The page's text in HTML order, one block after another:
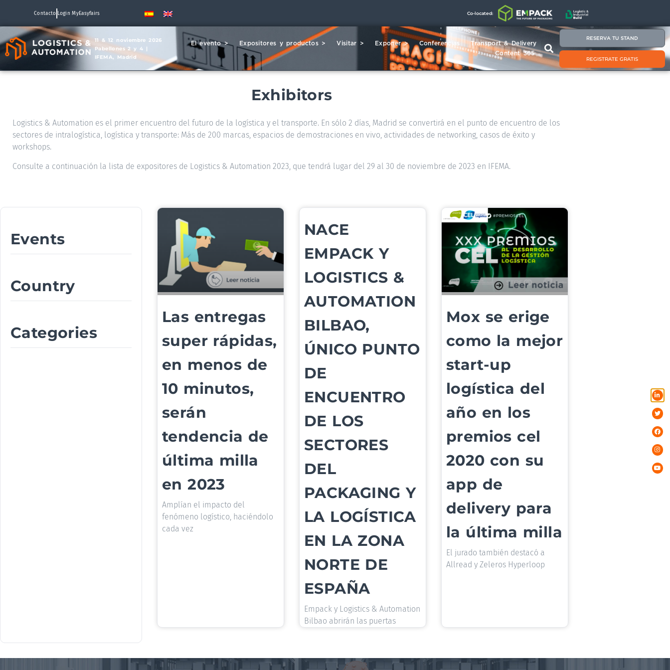
Contacto Login MyEasyfairs Co-located:
11 & 12 noviembre 2026
Pabellones 2 y 4 |
IFEMA, Madrid
El evento > Expositores y productos > Visitar > Exponer > Conferencias
Transport & Delivery
Content 365
RESERVA TU STAND
REGISTRATE GRATIS
Exhibitors
Logistics & Automation es el primer encuentro del futuro de la logística y el transporte. En sólo 2 días, Madrid se convertirá en el punto de encuentro de los
sectores de intralogística, logística y transporte: Más de 200 marcas, espacios de demostraciones en vivo, actividades de networking, casos de éxito y
workshops.
Consulte a continuación la lista de expositores de Logistics & Automation 2023, que tendrá lugar del 29 al 30 de noviembre de 2023 en IFEMA.
Events
Country
Categories
Las entregas
super rápidas,
en menos de
10 minutos,
serán
tendencia de
última milla
en 2023
Amplían el impacto del
fenómeno logístico, haciéndolo
cada vez
NACE
EMPACK Y
LOGISTICS &
AUTOMATION
BILBAO,
ÚNICO PUNTO
DE
ENCUENTRO
DE LOS
SECTORES
DEL
PACKAGING Y
LA LOGÍSTICA
EN LA ZONA
NORTE DE
ESPAÑA
Empack y Logistics & Automation
Bilbao abrirán las puertas
Mox se erige
como la mejor
start-up
logística del
año en los
premios cel
2020 con su
app de
delivery para
la última milla
El jurado también destacó a
Allread y Zeleros Hyperloop